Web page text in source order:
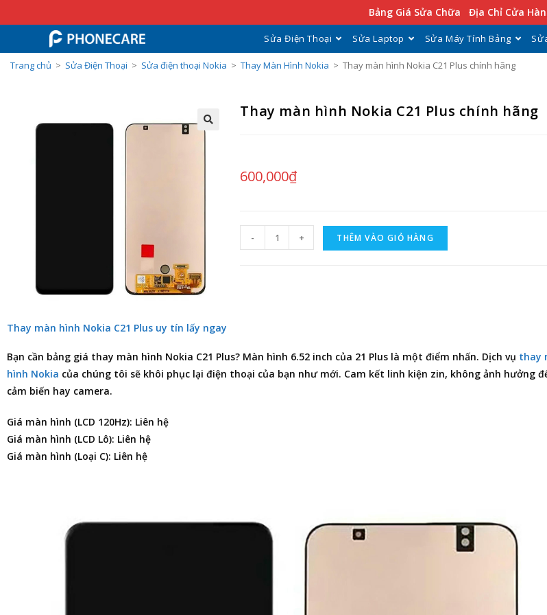
Bảng Giá Sửa Chữa Địa Chỉ Cửa
Sửa Điện Thoại Sửa Laptop Sửa Máy Tính Bảng
Trang chủ > Sửa Điện Thoại > Sửa điện thoại Nokia > Thay Màn Hình Nokia > Thay màn hình Nokia C21 Plus chính hãng
Thay màn hình Nokia C21 Plus chính hãng
600,000₫
- + THÊM VÀO GIỎ HÀNG
Thay màn hình Nokia C21 Plus uy tín lấy ngay
Bạn cần bảng giá thay màn hình Nokia C21 Plus? Màn hình 6.52 inch của 21 Plus là một điểm nhấn. Dịch vụ thay
hình Nokia của chúng tôi sẽ khôi phục lại điện thoại của bạn như mới. Cam kết linh kiện zin, không ảnh hưởng
cảm biến hay camera.
Giá màn hình (LCD 120Hz): Liên hệ
Giá màn hình (LCD Lô): Liên hệ
Giá màn hình (Loại C): Liên hệ